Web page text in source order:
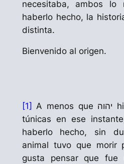
necesitaba, ambos lo
haberlo hecho, la
distinta.
Bienvenido al origen.
[1] A menos que יהוה
túnicas en ese
haberlo hecho, sin
animal tuvo que morir
gusta pensar que